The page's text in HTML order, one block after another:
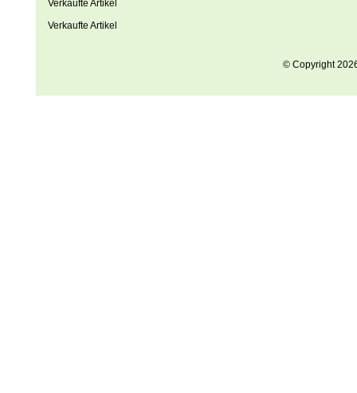
Verkaufte Artikel
Verkaufte Artikel
© Copyright